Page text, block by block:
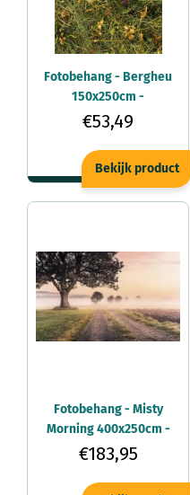
Fotobehang - Bergheu
150x250cm -
Vliesbehang
€53,49
Bekijk product
Fotobehang - Misty
Morning 400x250cm -
Vliesbehang
€183,95